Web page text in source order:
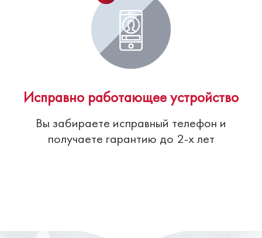
Исправно работающее устройство
Вы забираете исправный телефон и
получаете гарантию до 2-х лет